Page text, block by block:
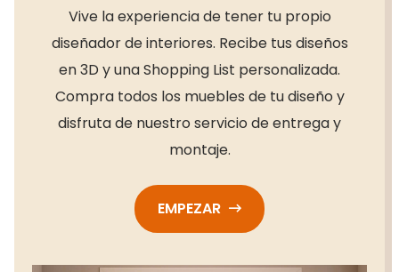
Vive la experiencia de tener tu propio
diseñador de interiores. Recibe tus diseños
en 3D y una Shopping List personalizada.
Compra todos los muebles de tu diseño y
disfruta de nuestro servicio de entrega y
montaje.
EMPEZAR